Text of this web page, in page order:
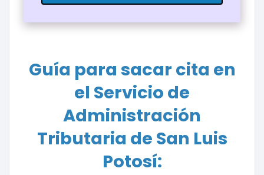
Guía para sacar cita en
el Servicio de
Administración
Tributaria de San Luis
Potosí: